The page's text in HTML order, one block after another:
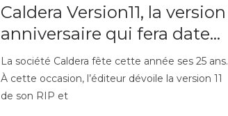
Caldera Version11, la version
anniversaire qui fera date…
La société Caldera fête cette année ses 25 ans.
À cette occasion, l’éditeur dévoile la version 11
de son RIP et